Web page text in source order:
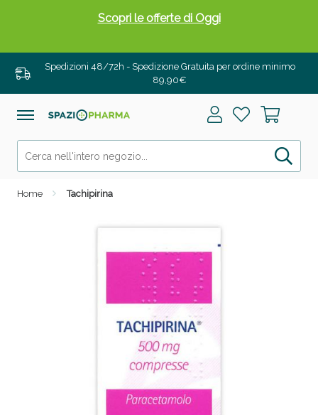
Spedizioni 48/72h - Spedizione Gratuita per ordine minimo
89,90€
Home Tachipirina
Scopri le offerte di Oggi
Drenanti e Pancia Piatta: Sconti fino al 55% validi
solo per OGGI!